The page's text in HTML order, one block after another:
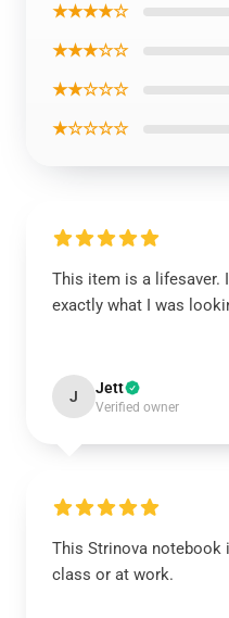
★★★★☆
★★★☆☆
★★☆☆☆
★☆☆☆☆
This item is a lifesaver.
exactly what I was
J Jett
Verified owner
This Strinova
class or at work.